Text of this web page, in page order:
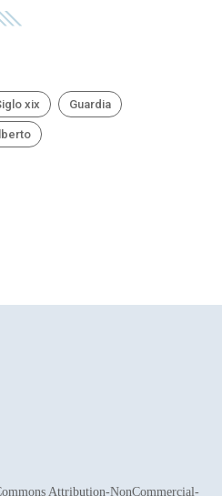
xix Guardia
Attribution-NonCommercial-